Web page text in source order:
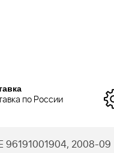
по России
96191001904, 2008-09